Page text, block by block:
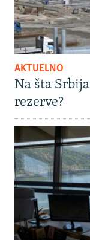
AKTUELNO
Na šta
rezerve?